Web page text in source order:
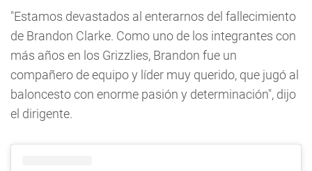
"Estamos devastados al enterarnos del fallecimiento
de Brandon Clarke. Como uno de los integrantes con
más años en los Grizzlies, Brandon fue un
compañero de equipo y líder muy querido, que jugó al
baloncesto con enorme pasión y determinación", dijo
el dirigente.